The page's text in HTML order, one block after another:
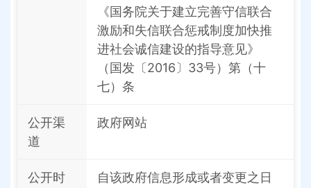
《国务院关于建立完善守信联合
激励和失信联合惩戒制度加快推
进社会诚信建设的指导意见》
（国发〔2016〕33号）第（十
七）条
公开渠
道
政府网站
公开时
自该政府信息形成或者变更之日